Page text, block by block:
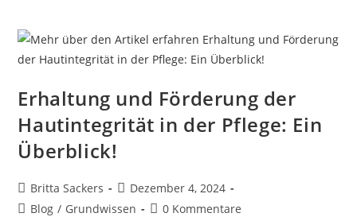
Erhaltung und Förderung der
Hautintegrität in der Pflege: Ein
Überblick!
Britta Sackers
Dezember 4, 2024
Blog / Grundwissen 0 Kommentare